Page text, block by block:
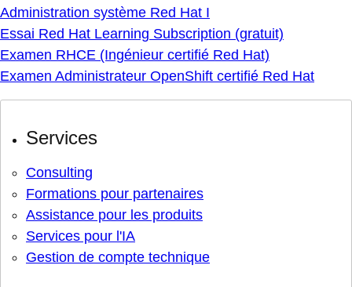
Administration système Red Hat I
Essai Red Hat Learning Subscription (gratuit)
Examen RHCE (Ingénieur certifié Red Hat)
Examen Administrateur OpenShift certifié Red Hat
Services
Consulting
Formations pour partenaires
Assistance pour les produits
Services pour l'IA
Gestion de compte technique